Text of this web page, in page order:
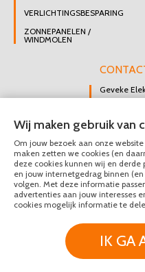
VERLICHTINGSBESPARING
ZONNEPANELEN /
WINDMOLEN
Geveke
3112 GK
DIRECT
010 426
MAIL ONS
© Geveke
Wij maken gebruik van
Om jouw bezoek aan onze
maken zetten we cookies (en
deze cookies kunnen wij en
en jouw internetgedrag binnen
volgen. Met deze informatie
advertenties aan jouw interesses
cookies mogelijk informatie te
IK GA